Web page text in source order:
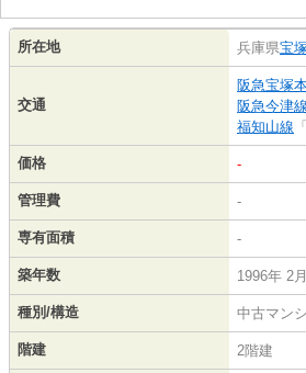
所在地 兵庫県宝
交通
阪急宝塚
阪急今津線
福知山線 「
価格 -
管理費 -
専有面積 -
築年数 1996年 2
種別/構造 中古マン
階建 2階建